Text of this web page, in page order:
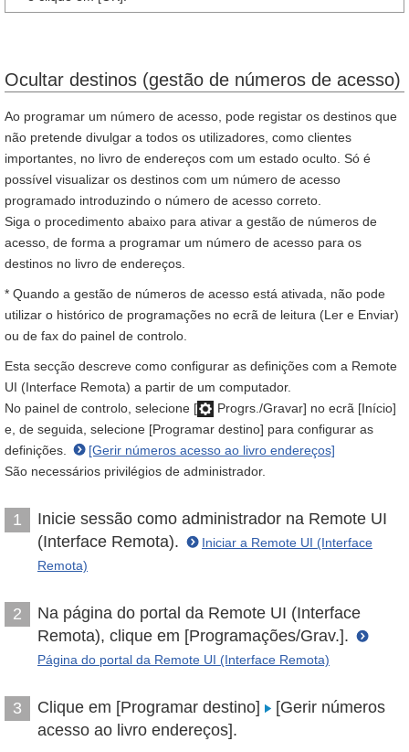
Ocultar destinos (gestão de números de acesso)
Ao programar um número de acesso, pode registar os destinos que
não pretende divulgar a todos os utilizadores, como clientes
importantes, no livro de endereços com um estado oculto. Só é
possível visualizar os destinos com um número de acesso
programado introduzindo o número de acesso correto.
Siga o procedimento abaixo para ativar a gestão de números de
acesso, de forma a programar um número de acesso para os
destinos no livro de endereços.
* Quando a gestão de números de acesso está ativada, não pode
utilizar o histórico de programações no ecrã de leitura (Ler e Enviar)
ou de fax do painel de controlo.
Esta secção descreve como configurar as definições com a Remote
UI (Interface Remota) a partir de um computador.
No painel de controlo, selecione [
Progrs./Gravar] no ecrã [Início]
e, de seguida, selecione [Programar destino] para configurar as
definições.
[Gerir números acesso ao livro endereços]
São necessários privilégios de administrador.
1
Inicie sessão como administrador na Remote UI
(Interface Remota).
Iniciar a Remote UI (Interface
Remota)
2
Na página do portal da Remote UI (Interface
Remota), clique em [Programações/Grav.].
Página do portal da Remote UI (Interface Remota)
3 Clique em [Programar destino]
[Gerir números
acesso ao livro endereços].